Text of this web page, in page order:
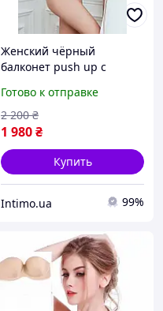
Женский чёрный
балконет push up с
съёмными бретелями
Anil Чёрный (84023)
Готово к отправке
1 980₴
2 200 ₴
Купить
Intimo.ua 99%